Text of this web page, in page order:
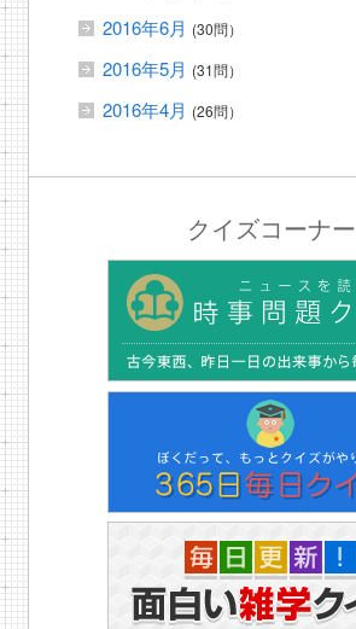
2016年6月 (30問）
2016年5月 (31問）
2016年4月 (26問）
クイズコーナー